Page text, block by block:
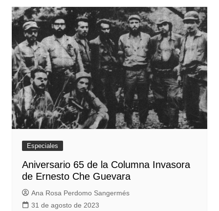
Especiales
Aniversario 65 de la Columna Invasora
de Ernesto Che Guevara
Ana Rosa Perdomo Sangermés
31 de agosto de 2023